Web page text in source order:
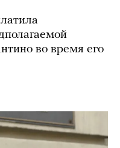
во время его